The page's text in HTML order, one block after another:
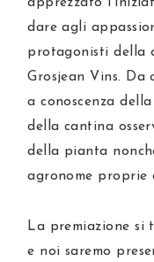
dare agli
protagonisti della
Grosjean Vins.
a conoscenza
della cantina
della pianta
agronome proprie
La premiazione si
e noi saremo